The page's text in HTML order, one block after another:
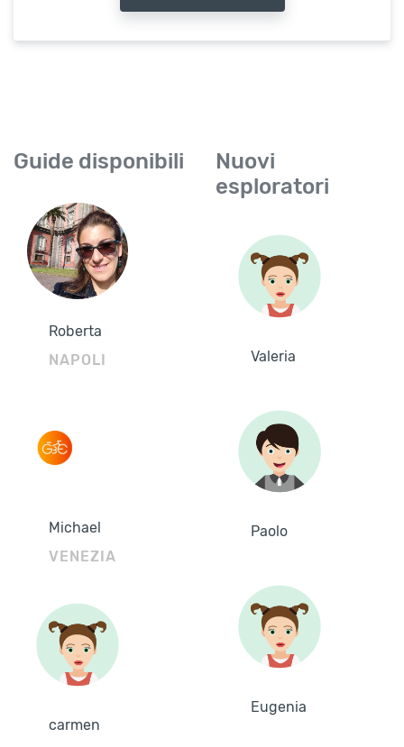
Guide disponibili
Roberta
NAPOLI
Michael
VENEZIA
carmen
Nuovi
esploratori
Valeria
Paolo
Eugenia